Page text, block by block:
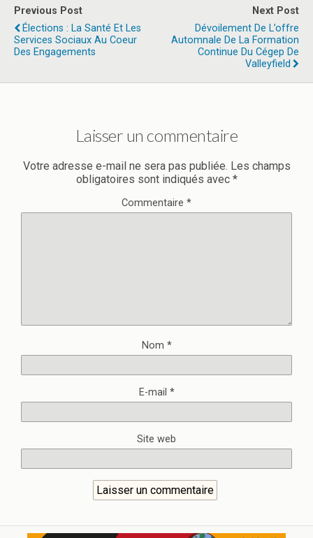
Previous Post
Élections : La Santé Et Les
Services Sociaux Au Coeur
Des Engagements
Next Post
Dévoilement De L’offre
Automnale De La Formation
Continue Du Cégep De
Valleyfield
Laisser un commentaire
Votre adresse e-mail ne sera pas publiée. Les champs
obligatoires sont indiqués avec *
Commentaire *
Nom *
E-mail *
Site web